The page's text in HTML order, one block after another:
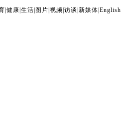
健康 生活 图片 视频 访谈 新媒体 English